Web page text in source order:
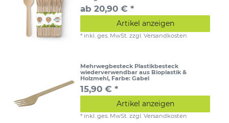
ab 20,90 € *
Artikel anzeigen
* inkl. ges. MwSt. zzgl.Versandkosten
Mehrwegbesteck Plastikbesteck
wiederverwendbar aus Bioplastik &
Holzmehl, Farbe: Gabel
15,90 € *
Artikel anzeigen
* inkl. ges. MwSt. zzgl.Versandkosten